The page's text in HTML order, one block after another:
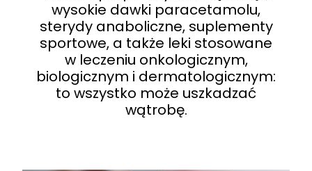
wysokie dawki paracetamolu,
sterydy anaboliczne, suplementy
sportowe, a także leki stosowane
w leczeniu onkologicznym,
biologicznym i dermatologicznym:
to wszystko może uszkadzać
wątrobę.